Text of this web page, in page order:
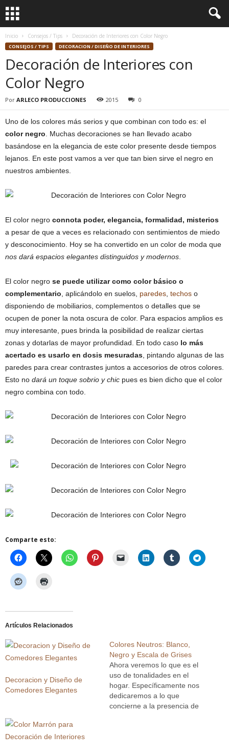
Inicio Consejos / Tips Decoración de Interiores con Color Negro
CONSEJOS / TIPS DECORACION / DISEÑO DE INTERIORES
Decoración de Interiores con
Color Negro
Por ARLECO PRODUCCIONES 2015 0
Uno de los colores más serios y que combinan con todo es: el
color negro . Muchas decoraciones se han llevado acabo
basándose en la elegancia de este color presente desde tiempos
lejanos. En este post vamos a ver que tan bien sirve el negro en
nuestros ambientes.
El color negro connota poder, elegancia, formalidad, misterios
a pesar de que a veces es relacionado con sentimientos de miedo
y desconocimiento. Hoy se ha convertido en un color de moda que
nos dará espacios elegantes distinguidos y modernos
El color negro se puede utilizar como color básico o
complementario , aplicándolo en suelos, paredes techos o
disponiendo de mobiliarios, complementos o detalles que se
ocupen de poner la nota oscura de color. Para espacios amplios es
muy interesante, pues brinda la posibilidad de realizar ciertas
zonas y dotarlas de mayor profundidad. En todo caso lo más
acertado es usarlo en dosis mesuradas , pintando algunas de las
paredes para crear contrastes juntos a accesorios de otros colores.
Esto no dará un toque sobrio y chic pues es bien dicho que el color
negro combina con todo.
Comparte esto:
Artículos Relacionados
Decoracion y Diseño de
Comedores Elegantes
Colores Neutros: Blanco,
Negro y Escala de Grises
Ahora veremos lo que es el
uso de tonalidades en el
hogar. Específicamente nos
dedicaremos a lo que
concierne a la presencia de